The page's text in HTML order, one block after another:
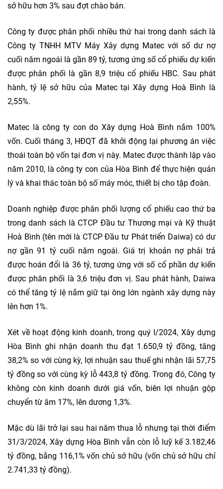
sở hữu hơn 3% sau đợt chào bán.
Công ty được phân phối nhiều thứ hai trong danh sách là
Công ty TNHH MTV Máy Xây dựng Matec với số dư nợ
cuối năm ngoái là gần 89 tỷ, tương ứng số cổ phiếu dự kiến
được phân phối là gần 8,9 triệu cổ phiếu HBC. Sau phát
hành, tỷ lệ sở hữu của Matec tại Xây dựng Hoà Bình là
2,55%.
Matec là công ty con do Xây dựng Hoà Bình nắm 100%
vốn. Cuối tháng 3, HĐQT đã khởi động lại phương án việc
thoái toàn bộ vốn tại đơn vị này. Matec được thành lập vào
năm 2010, là công ty con của Hòa Bình để thực hiện quản
lý và khai thác toàn bộ số máy móc, thiết bị cho tập đoàn.
Doanh nghiệp được phân phối lượng cổ phiếu cao thứ ba
trong danh sách là CTCP Đầu tư Thương mại và Kỹ thuật
Hoà Bình (tên mới là CTCP Đầu tư Phát triển Daiwa) có dư
nợ gần 91 tỷ cuối năm ngoái. Giá trị khoản nợ phải trả
được hoán đổi là 36 tỷ, tương ứng với số cổ phần dự kiến
được phân phối là 3,6 triệu đơn vị. Sau phát hành, Daiwa
có thể tăng tỷ lệ nắm giữ tại ông lớn ngành xây dựng này
lên hơn 1%.
Xét về hoạt động kinh doanh, trong quý I/2024, Xây dựng
Hòa Bình ghi nhận doanh thu đạt 1.650,9 tỷ đồng, tăng
38,2% so với cùng kỳ, lợi nhuận sau thuế ghi nhận lãi 57,75
tỷ đồng so với cùng kỳ lỗ 443,8 tỷ đồng. Trong đó, Công ty
không còn kinh doanh dưới giá vốn, biên lợi nhuận gộp
chuyển từ âm 17%, lên dương 1,3%.
Mặc dù lãi trở lại sau hai năm thua lỗ nhưng tại thời điểm
31/3/2024, Xây dựng Hòa Bình vẫn còn lỗ luỹ kế 3.182,46
tỷ đồng, bằng 116,1% vốn chủ sở hữu (vốn chủ sở hữu chỉ
2.741,33 tỷ đồng).